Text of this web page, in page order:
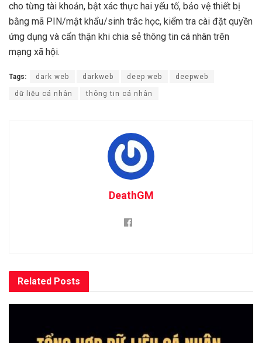
cho từng tài khoản, bật xác thực hai yếu tố, bảo vệ thiết bị
bằng mã PIN/mật khẩu/sinh trắc học, kiểm tra cài đặt quyền
ứng dụng và cẩn thận khi chia sẻ thông tin cá nhân trên
mạng xã hội.
Tags: dark web darkweb deep web deepweb
dữ liệu cá nhân thông tin cá nhân
DeathGM
Related Posts